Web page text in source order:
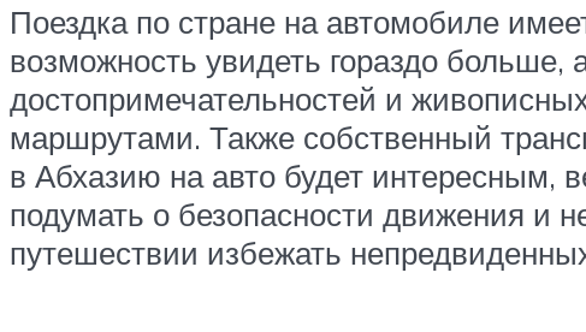
Поездка по стране на автомобиле
возможность увидеть гораздо
достопримечательностей и
маршрутами. Также собственный
в Абхазию на авто будет интересным,
подумать о безопасности движения и
путешествии избежать